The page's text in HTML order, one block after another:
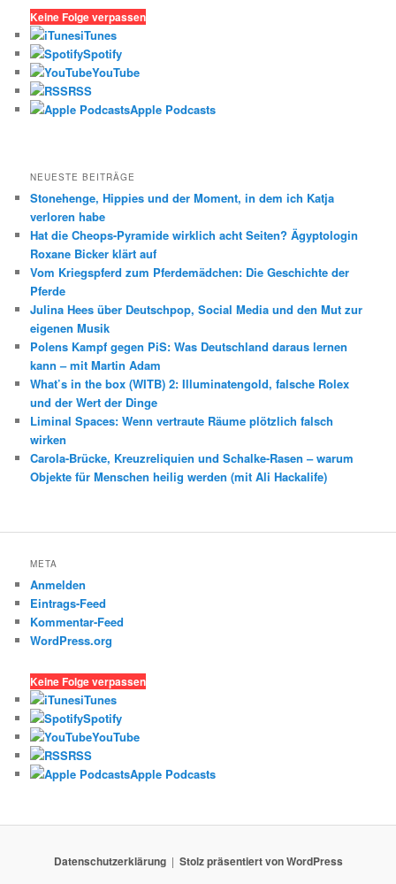
h
e
n
Keine Folge verpassen
iTunes
Spotify
YouTube
RSS
Apple Podcasts
NEUESTE BEITRÄGE
Stonehenge, Hippies und der Moment, in dem ich Katja
verloren habe
Hat die Cheops-Pyramide wirklich acht Seiten? Ägyptologin
Roxane Bicker klärt auf
Vom Kriegspferd zum Pferdemädchen: Die Geschichte der
Pferde
Julina Hees über Deutschpop, Social Media und den Mut zur
eigenen Musik
Polens Kampf gegen PiS: Was Deutschland daraus lernen
kann – mit Martin Adam
What’s in the box (WITB) 2: Illuminatengold, falsche Rolex
und der Wert der Dinge
Liminal Spaces: Wenn vertraute Räume plötzlich falsch
wirken
Carola-Brücke, Kreuzreliquien und Schalke-Rasen – warum
Objekte für Menschen heilig werden (mit Ali Hackalife)
META
Anmelden
Eintrags-Feed
Kommentar-Feed
WordPress.org
Keine Folge verpassen
iTunes
Spotify
YouTube
RSS
Apple Podcasts
Datenschutzerklärung Stolz präsentiert von WordPress